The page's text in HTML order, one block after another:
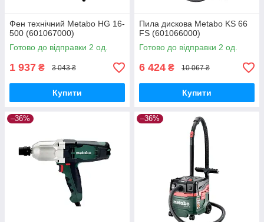
Фен технічний Metabo HG 16-
500 (601067000)
Готово до відправки 2 од.
1 937 ₴ 3 043 ₴
Купити
Пила дискова Metabo KS 66
FS (601066000)
Готово до відправки 2 од.
6 424 ₴ 10 067 ₴
Купити
–36% –36%